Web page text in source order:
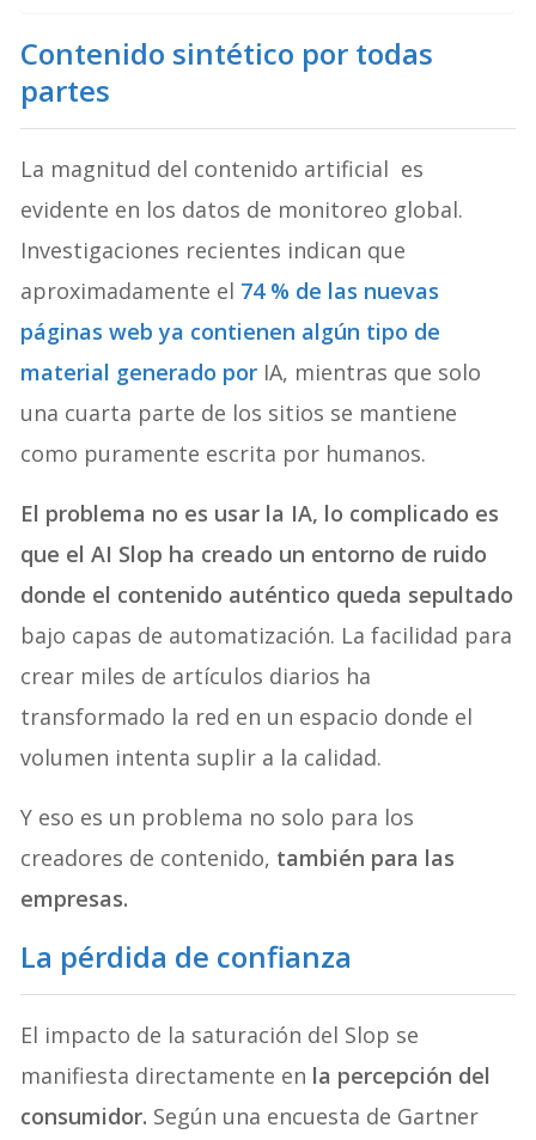
Contenido sintético por todas
partes
La magnitud del contenido artificial es
evidente en los datos de monitoreo global.
Investigaciones recientes indican que
aproximadamente el 74 % de las nuevas
páginas web ya contienen algún tipo de
material generado por IA, mientras que solo
una cuarta parte de los sitios se mantiene
como puramente escrita por humanos.
El problema no es usar la IA, lo complicado es
que el AI Slop ha creado un entorno de ruido
donde el contenido auténtico queda sepultado
bajo capas de automatización. La facilidad para
crear miles de artículos diarios ha
transformado la red en un espacio donde el
volumen intenta suplir a la calidad.
Y eso es un problema no solo para los
creadores de contenido, también para las
empresas.
La pérdida de confianza
El impacto de la saturación del Slop se
manifiesta directamente en la percepción del
consumidor. Según una encuesta de Gartner